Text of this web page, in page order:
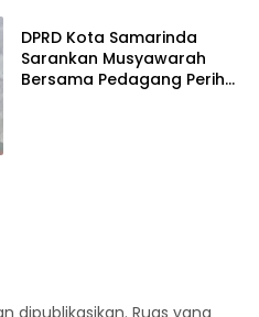
DPRD Kota Samarinda
Sarankan Musyawarah
Bersama Pedagang Perihal
dipublikasikan. Ruas yang